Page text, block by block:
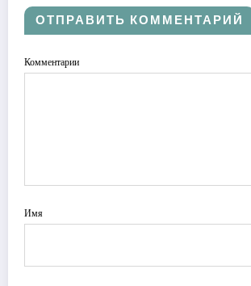
ОТПРАВИТЬ КОММЕНТАРИЙ
Комментарии
Имя